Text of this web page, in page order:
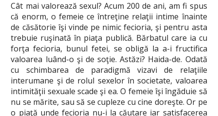
Cât mai valorează sexul? Acum 200 de ani, am fi spus
că enorm, o femeie ce întreţine relaţii intime înainte
de căsătorie îşi vinde pe nimic fecioria, şi pentru asta
trebuie ruşinată în piaţa publică. Bărbatul care ia cu
forţa fecioria, bunul fetei, se obligă la a-i fructifica
valoarea luând-o şi de soţie. Astăzi? Haida-de. Odată
cu schimbarea de paradigmă vizavi de relaţiile
interumane şi de rolul sexelor în societate, valoarea
intimităţii sexuale scade şi ea. O femeie îşi îngăduie să
nu se mărite, sau să se cupleze cu cine doreşte. Or pe
o piaţă unde fecioria nu-i la căutare iar satisfacerea